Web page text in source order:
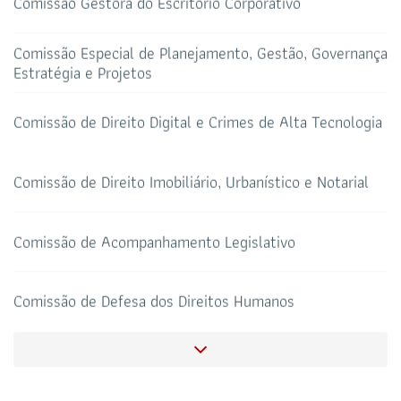
TELEFONE
E-MAILTRIBUNAL DE ÉTICA CANAL PRERROGATIVAS
Comissão Especial de Planejamento, Gestão, Governança
Estratégia e Projetos
Comissão de Direito Digital e Crimes de Alta Tecnologia
Comissão de Direito Imobiliário, Urbanístico e Notarial
Comissão de Acompanhamento Legislativo
Comissão de Defesa dos Direitos Humanos
Comissão de Orçamentos e Contas